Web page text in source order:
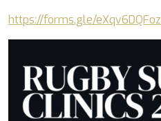
https://forms.gle/